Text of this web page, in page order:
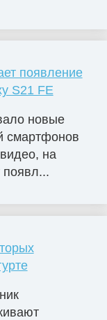
появление
S21 FE
новые
смартфонов
на
появл...